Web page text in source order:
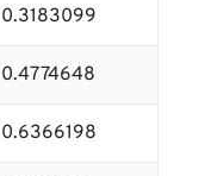
0.3183099
0.4774648
0.6366198